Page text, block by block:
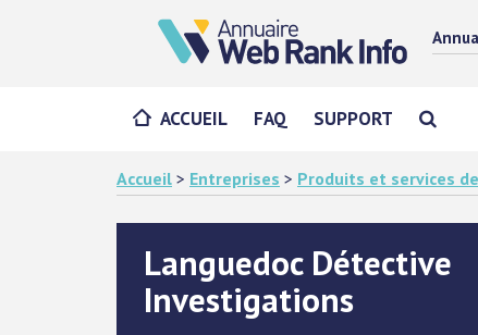
ACCUEIL FAQ SUPPORT
Accueil > Entreprises > Produits et services
Languedoc Détective
Investigations